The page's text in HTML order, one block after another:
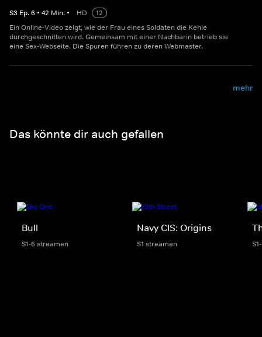
S3 Ep.6 • 42 Min. • HD
12
Ein Online-Video zeigt, wie der Frau eines Soldaten die Kehle
durchgeschnitten wird. Gemeinsam mit einer Nachbarin betrieb sie
eine Sex-Webseite. Die Spuren führen zu deren Webmaster.
mehr
Das könnte dir auch gefallen
Bull
S1-6 streamen
Navy CIS: Origins
S1 streamen